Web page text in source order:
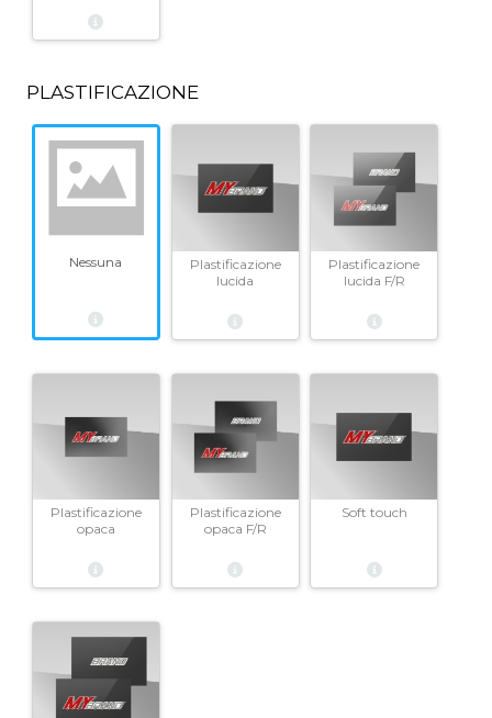
PLASTIFICAZIONE
Nessuna
Plastificazione
lucida
Plastificazione
lucida F/R
Plastificazione
opaca
Plastificazione
opaca F/R
Soft touch